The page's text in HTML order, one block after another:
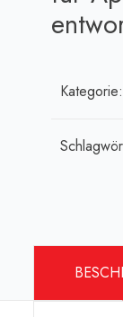
Kategorie: